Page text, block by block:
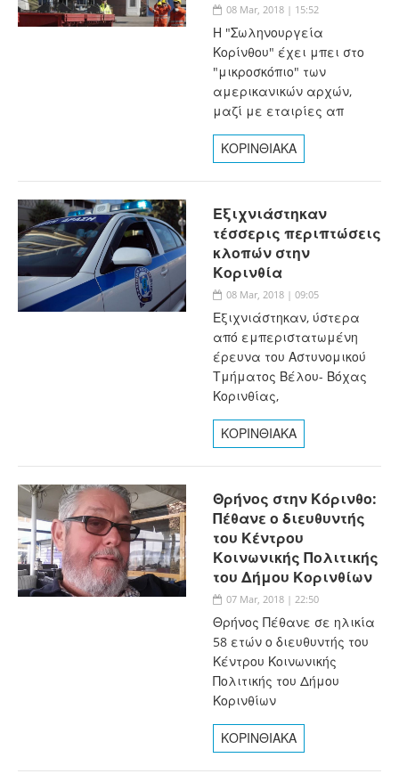
08 Mar, 2018 | 15:52
Η "Σωληνουργεία
Κορίνθου" έχει μπει στο
"μικροσκόπιο" των
αμερικανικών αρχών,
μαζί με εταιρίες απ
ΚΟΡΙΝΘΙΑΚΑ
Εξιχνιάστηκαν
τέσσερις περιπτώσεις
κλοπών στην
Κορινθία
08 Mar, 2018 | 09:05
Εξιχνιάστηκαν, ύστερα
από εμπεριστατωμένη
έρευνα του Αστυνομικού
Τμήματος Βέλου- Βόχας
Κορινθίας,
ΚΟΡΙΝΘΙΑΚΑ
Θρήνος στην Κόρινθο:
Πέθανε ο διευθυντής
του Κέντρου
Κοινωνικής Πολιτικής
του Δήμου Κορινθίων
07 Mar, 2018 | 22:50
Θρήνος Πέθανε σε ηλικία
58 ετών ο διευθυντής του
Κέντρου Κοινωνικής
Πολιτικής του Δήμου
Κορινθίων
ΚΟΡΙΝΘΙΑΚΑ